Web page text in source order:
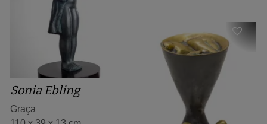
Sonia Ebling
Graça